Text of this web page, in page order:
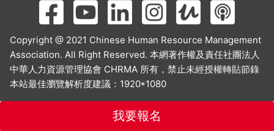
我要報名
Copyright @ 2021 Chinese Human Resource Management
Association. All Right Reserved. 本網著作權及責任社團法人
中華人力資源管理協會 CHRMA 所有，禁止未經授權轉貼節錄
本站最佳瀏覽解析度建議：1920*1080